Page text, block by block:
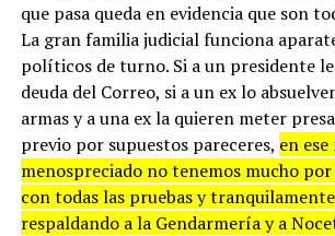
que pasa queda en evidencia que son
La gran familia judicial funciona
políticos de turno. Si a un presidente
deuda del Correo, si a un ex lo
armas y a una ex la quieren meter
previo por supuestos pareceres, en
menospreciado no tenemos mucho
con todas las pruebas y
respaldando a la Gendarmería y a